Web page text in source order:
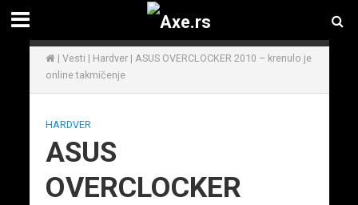
| Vesti | Hardver| ASUS OVERCLOCKER 2010 – krenulo je
online takmičenje
HARDVER
ASUS
OVERCLOCKER